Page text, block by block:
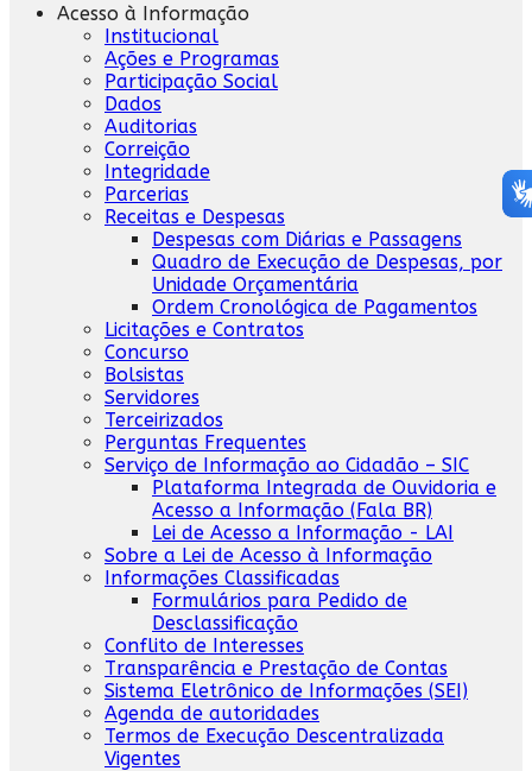
Acesso à Informação
Institucional
Ações e Programas
Participação Social
Dados
Auditorias
Correição
Integridade
Parcerias
Receitas e Despesas
Despesas com Diárias e Passagens
Quadro de Execução de Despesas, por
Unidade Orçamentária
Ordem Cronológica de Pagamentos
Licitações e Contratos
Concurso
Bolsistas
Servidores
Terceirizados
Perguntas Frequentes
Serviço de Informação ao Cidadão – SIC
Plataforma Integrada de Ouvidoria e
Acesso a Informação (Fala BR)
Lei de Acesso a Informação - LAI
Sobre a Lei de Acesso à Informação
Informações Classificadas
Formulários para Pedido de
Desclassificação
Conflito de Interesses
Transparência e Prestação de Contas
Sistema Eletrônico de Informações (SEI)
Agenda de autoridades
Termos de Execução Descentralizada
Vigentes